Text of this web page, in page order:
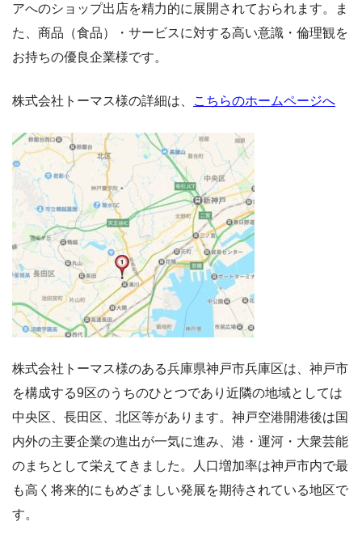
アへのショップ出店を精力的に展開されておられます。ま
た、商品（食品）・サービスに対する高い意識・倫理観を
お持ちの優良企業様です。
株式会社トーマス様の詳細は、 こちらのホームページへ
株式会社トーマス様のある兵庫県神戸市兵庫区は、神戸市
を構成する9区のうちのひとつであり近隣の地域としては
中央区、長田区、北区等があります。神戸空港開港後は国
内外の主要企業の進出が一気に進み、港・運河・大衆芸能
のまちとして栄えてきました。人口増加率は神戸市内で最
も高く将来的にもめざましい発展を期待されている地区で
す。